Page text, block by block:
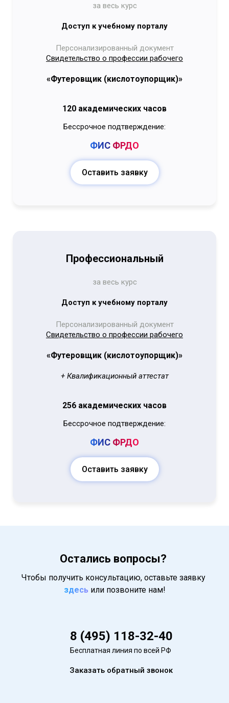
за весь курс
Доступ к учебному порталу
Персонализированный документ
Свидетельство о профессии рабочего
«Футеровщик (кислотоупорщик)»
120 академических часов
Бессрочное подтверждение:
ФИС ФРДО
Оставить заявку
Профессиональный
за весь курс
Доступ к учебному порталу
Персонализированный документ
Свидетельство о профессии рабочего
«Футеровщик (кислотоупорщик)»
+ Квалификационный аттестат
256 академических часов
Бессрочное подтверждение:
ФИС ФРДО
Оставить заявку
Остались вопросы?
Чтобы получить консультацию, оставьте заявку
здесь или позвоните нам!
8 (495) 118-32-40
Бесплатная линия по всей РФ
Заказать обратный звонок